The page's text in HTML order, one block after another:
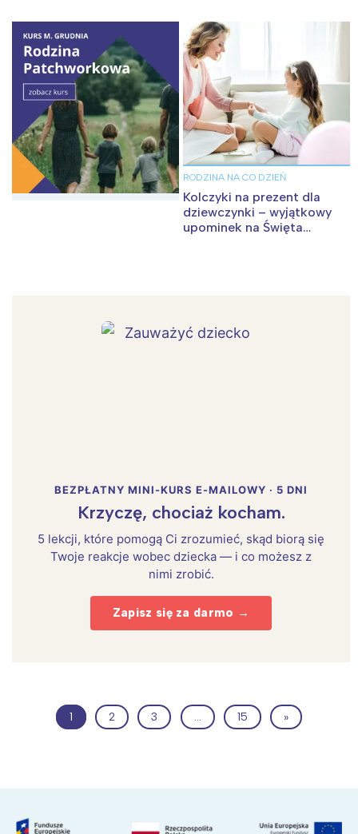
RODZINA NA CO DZIEŃ
Kolczyki na prezent dla
dziewczynki – wyjątkowy
upominek na Święta
BEZPŁATNY MINI-KURS E-MAILOWY · 5 DNI
Krzyczę, chociaż kocham.
5 lekcji, które pomogą Ci zrozumieć, skąd biorą się
Twoje reakcje wobec dziecka — i co możesz z
nimi zrobić.
Zapisz się za darmo →
1 2 3 … 15 »